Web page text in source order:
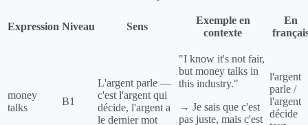
Expression Niveau Sens
Exemple en
contexte
En
money
talks
B1
L'argent parle —
c'est l'argent qui
décide, l'argent a
le dernier mot
"I know it's not fair,
but money talks in
this industry."
→ Je sais que c'est
pas juste, mais c'est
l'argent
parle /
l'argent
décide